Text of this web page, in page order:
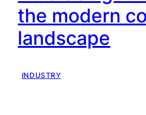
the modern
landscape
INDUSTRY